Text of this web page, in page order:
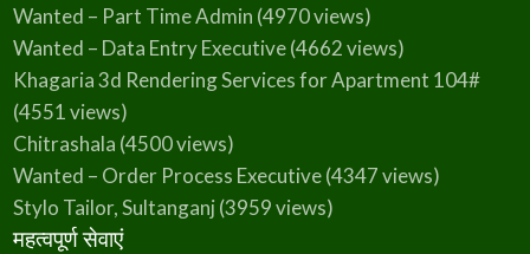
Wanted – Part Time Admin (4970 views)
Wanted – Data Entry Executive(4662 views)
Khagaria 3d Rendering Services for Apartment 104#
(4551 views)
Chitrashala (4500 views)
Wanted – Order Process Executive(4347 views)
Stylo Tailor, Sultanganj (3959 views)
महत्वपूर्ण सेवाएं